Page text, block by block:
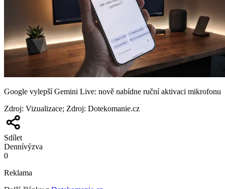
Google vylepší Gemini Live: nově nabídne ruční aktivaci mikrofonu
Zdroj: Vizualizace; Zdroj: Dotekomanie.cz
Sdílet
Dennívýzva
0
Reklama